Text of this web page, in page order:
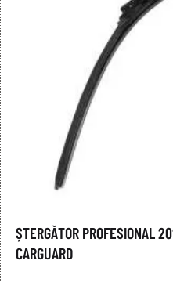
ȘTERGĂTOR PROFESIONAL
CARGUARD